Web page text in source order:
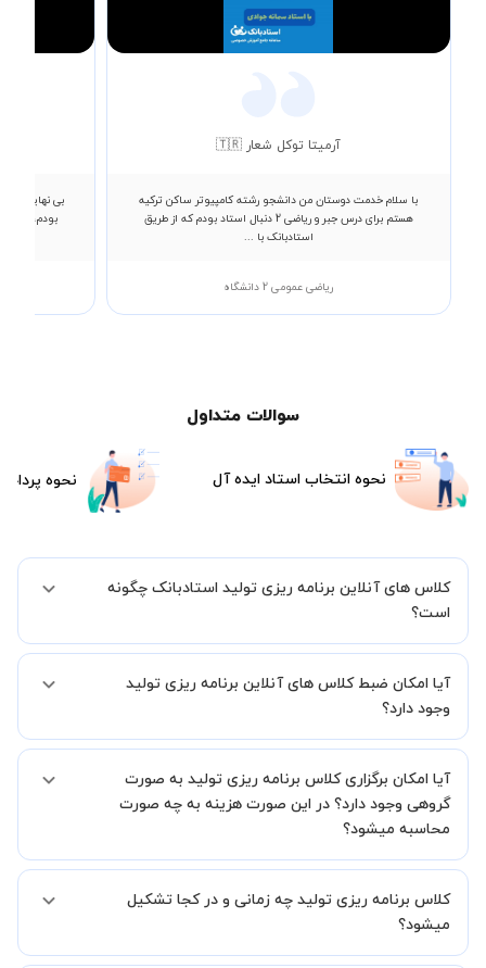
Video
آرمیتا توکل شعار 🇹🇷
با سلام خدمت دوستان من دانشجو رشته کامپیوتر ساکن ترکیه
هستم برای درس جبر و ریاضی 2 دنبال استاد بودم که از طریق
استادبانک با ...
ریاضی عمومی 2 دانشگاه
بودم،
سوالات متداول
نحوه انتخاب استاد ایده آل نحوه
کلاس های آنلاین برنامه ریزی تولید استادبانک چگونه
است؟
شما میدهیم که استاد شما پیش از جلسه تمامی موارد لازم برای برگزاری
یک کلاس آنلاین با کیفیت و مفید را به شما توضیح خواهند داد.
آیا امکان ضبط کلاس های آنلاین برنامه ریزی تولید
وجود دارد؟
کنید.
آیا امکان برگزاری کلاس برنامه ریزی تولید به صورت
گروهی وجود دارد؟ در این صورت هزینه به چه صورت
محاسبه میشود؟
صورتیکه مایل هستید کلاس ها را در کنار دوستان و یا آشنایان خود به
صورت گروهی برگزار کنید، این امکان وجود دارد. در این حالت، به ازای هر
کلاس برنامه ریزی تولید چه زمانی و در کجا تشکیل
میشود؟